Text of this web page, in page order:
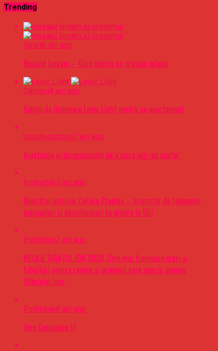
Trending
Sport6 ani ago
Masajul Lingam – Ghid pentru un orgasm intens
Oameni4 ani ago
Soluții de iluminare Logic Light pentru un apartament
Uncategorized7 ani ago
Avantajele si dezavantajele de a lucra intr-un coafor
Politichie7 ani ago
Ministrul justitiei Catalin Predoiu – promotor de fakenews,
manipulari si dezinformari cu privire la SIIJ
Politichie7 ani ago
MESAJE SFÂNTUL ION 2020. Cele mai frumoase urări şi
felicitări pentru rudele şi prietenii care poartă numele
Sfântului Ioan
Politichie4 ani ago
Vine Ceaușescu !?